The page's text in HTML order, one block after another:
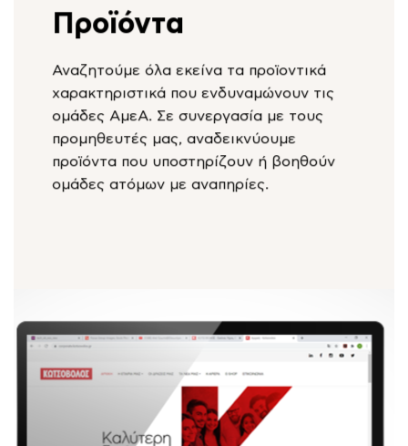
Προϊόντα
Αναζητούμε όλα εκείνα τα προϊοντικά
χαρακτηριστικά που ενδυναμώνουν τις
ομάδες ΑμεΑ. Σε συνεργασία με τους
προμηθευτές μας, αναδεικνύουμε
προϊόντα που υποστηρίζουν ή βοηθούν
ομάδες ατόμων με αναπηρίες.